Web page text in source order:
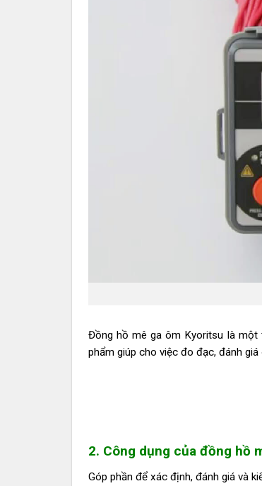
Đồng hồ mê ga ôm Kyoritsu là một
phẩm giúp cho việc đo đạc, đánh
2. Công dụng của đồng hồ
Góp phần để xác định, đánh giá và